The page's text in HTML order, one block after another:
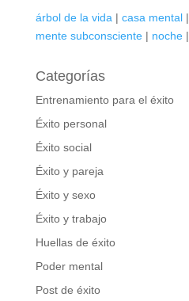
árbol de la vida | casa mental|
mente subconsciente| noche|
Categorías
Entrenamiento para el éxito
Éxito personal
Éxito social
Éxito y pareja
Éxito y sexo
Éxito y trabajo
Huellas de éxito
Poder mental
Post de éxito